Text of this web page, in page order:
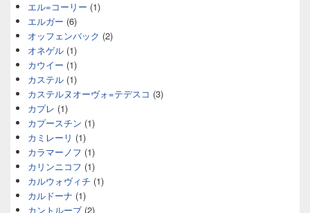
エル=コーリー (1)
エルガー (6)
オッフェンバック (2)
オネゲル (1)
カウイー (1)
カステル (1)
カステルヌオーヴォ=テデスコ (3)
カプレ (1)
カプースチン (1)
カミレーリ (1)
カラマーノフ (1)
カリンニコフ (1)
カルウォヴィチ (1)
カルドーナ (1)
カントルーブ (2)